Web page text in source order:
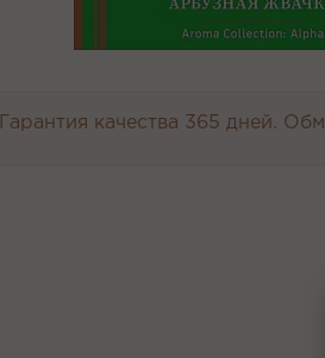
Гарантия качества 365 дней.